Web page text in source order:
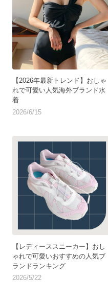
【2026年最新トレンド】おしゃ
れで可愛い人気海外ブランド水
着
2026/6/15
【レディーススニーカー】おし
ゃれで可愛いおすすめの人気ブ
ランドランキング
2026/5/22